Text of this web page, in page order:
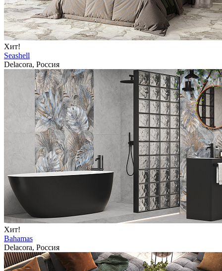
Хит!
Seashell
Delacora, Россия
Хит!
Bahamas
Delacora, Россия